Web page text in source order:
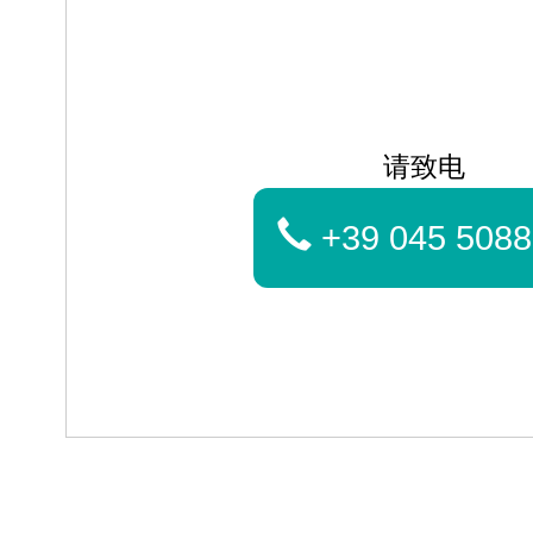
请致电
+39 045